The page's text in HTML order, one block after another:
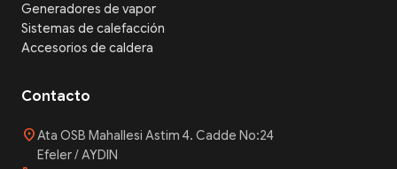
Generadores de vapor
Sistemas de calefacción
Accesorios de caldera
Contacto
location_onAta OSB Mahallesi Astim 4. Cadde No:24
Efeler / AYDIN